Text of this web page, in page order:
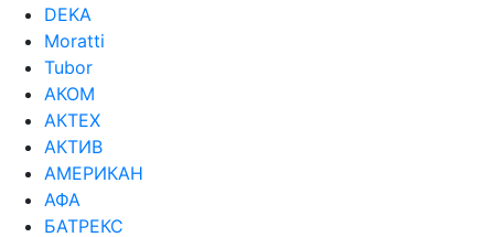
DEKA
Moratti
Tubor
АКОМ
АКТЕХ
АКТИВ
АМЕРИКАН
АФА
БАТРЕКС